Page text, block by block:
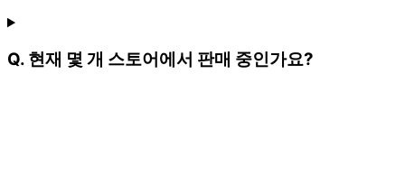
Q. 현재 몇 개 스토어에서 판매 중인가요?